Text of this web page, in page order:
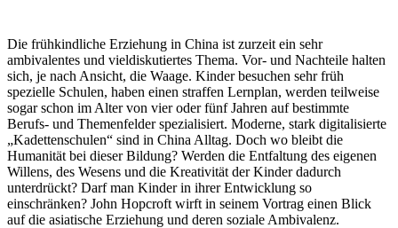
Die frühkindliche Erziehung in China ist zurzeit ein sehr
ambivalentes und vieldiskutiertes Thema. Vor- und Nachteile halten
sich, je nach Ansicht, die Waage. Kinder besuchen sehr früh
spezielle Schulen, haben einen straffen Lernplan, werden teilweise
sogar schon im Alter von vier oder fünf Jahren auf bestimmte
Berufs- und Themenfelder spezialisiert. Moderne, stark digitalisierte
„Kadettenschulen“ sind in China Alltag. Doch wo bleibt die
Humanität bei dieser Bildung? Werden die Entfaltung des eigenen
Willens, des Wesens und die Kreativität der Kinder dadurch
unterdrückt? Darf man Kinder in ihrer Entwicklung so
einschränken? John Hopcroft wirft in seinem Vortrag einen Blick
auf die asiatische Erziehung und deren soziale Ambivalenz.